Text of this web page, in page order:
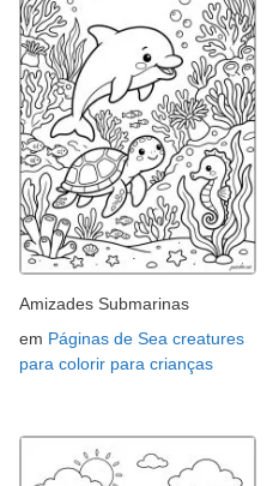
Amizades Submarinas
em Páginas de Sea creatures
para colorir para crianças